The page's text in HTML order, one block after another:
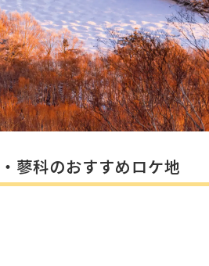
蓼科のおすすめロケ地